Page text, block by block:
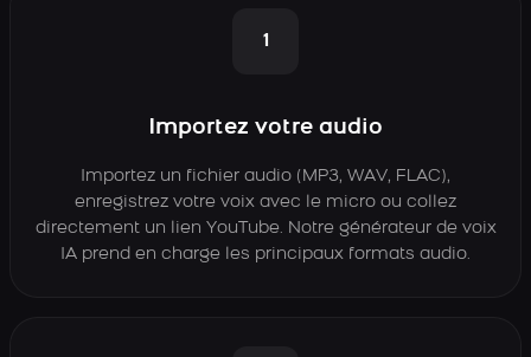
1
Importez votre audio
Importez un fichier audio (MP3, WAV, FLAC),
enregistrez votre voix avec le micro ou collez
directement un lien YouTube. Notre générateur de voix
IA prend en charge les principaux formats audio.